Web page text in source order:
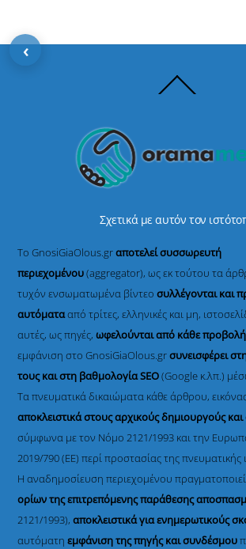
To
Σχετικά με αυτόν τον
Το GnosiGiaOlous.grαποτελεί συσσωρευτή
περιεχομένου(aggregator), ως εκ τούτου τα
τυχόν ενσωματωμένα βίντεοσυλλέγονται και
αυτόματααπό τρίτες, ελληνικές και μη,
αυτές, ως πηγές,ωφελούνται από κάθε προβολή
εμφάνιση στο GnosiGiaOlous.grσυνεισφέρει
τους και στη βαθμολογία SEO(Google κ.λπ.)
Τα πνευματικά δικαιώματα κάθε άρθρου,
αποκλειστικά στους αρχικούς δημιουργούς και
σύμφωνα με τον Νόμο 2121/1993 και την
2019/790 (ΕΕ) περί προστασίας της πνευματικής
Η αναδημοσίευση περιεχομένου
ορίων της επιτρεπόμενης παράθεσης
2121/1993), αποκλειστικά για ενημερωτικούς
αυτόματηεμφάνιση της πηγής και συνδέσμου
‹